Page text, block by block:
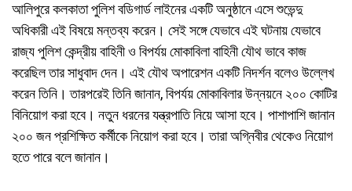
আলিপুরে কলকাতা পুলিশ বডিগার্ড লাইনের একটি অনুষ্ঠানে এসে শুভেন্দু
অধিকারী এই বিষয়ে মন্তব্য করেন। সেই সঙ্গে যেভাবে এই ঘটনায় যেভাবে
রাজ্য পুলিশ কেন্দ্রীয় বাহিনী ও বিপর্যয় মোকাবিলা বাহিনী যৌথ ভাবে কাজ
করেছিল তার সাধুবাদ দেন। এই যৌথ অপারেশন একটি নিদর্শন বলেও উল্লেখ
করেন তিনি। তারপরেই তিনি জানান, বিপর্যয় মোকাবিলার উন্নয়নে ২০০ কোটির
বিনিয়োগ করা হবে। নতুন ধরনের যন্ত্রপাতি নিয়ে আসা হবে। পাশাপাশি জানান
২০০ জন প্রশিক্ষিত কর্মীকে নিয়োগ করা হবে। তারা অগ্নিবীর থেকেও নিয়োগ
হতে পারে বলে জানান।